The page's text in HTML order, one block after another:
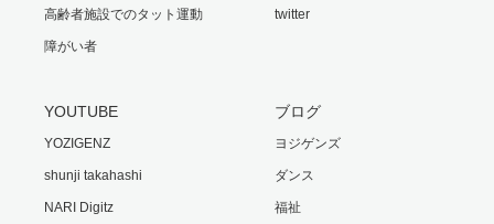
高齢者施設でのタット運動
障がい者
twitter
YOUTUBE
YOZIGENZ
shunji takahashi
NARI Digitz
ブログ
ヨジゲンズ
ダンス
福祉